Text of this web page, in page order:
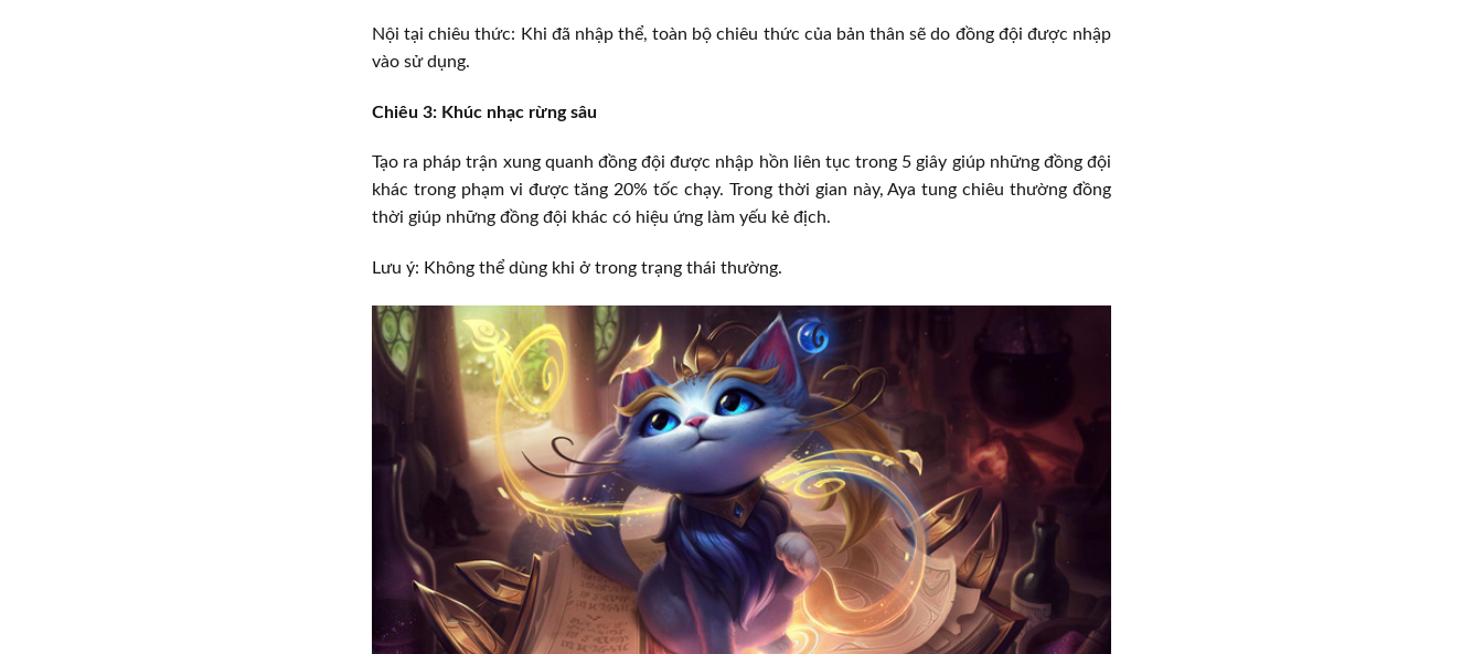
Nội tại chiêu thức: Khi đã nhập thể, toàn bộ chiêu thức của bản thân sẽ do đồng đội được nhập
vào sử dụng.
Chiêu 3: Khúc nhạc rừng sâu
Tạo ra pháp trận xung quanh đồng đội được nhập hồn liên tục trong 5 giây giúp những đồng đội
khác trong phạm vi được tăng 20% tốc chạy. Trong thời gian này, Aya tung chiêu thường đồng
thời giúp những đồng đội khác có hiệu ứng làm yếu kẻ địch.
Lưu ý: Không thể dùng khi ở trong trạng thái thường.